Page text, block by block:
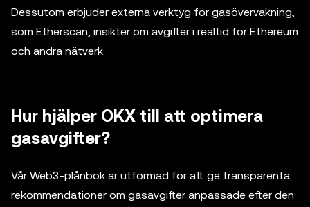
Dessutom erbjuder externa verktyg för gasövervakning,
som Etherscan, insikter om avgifter i realtid för Ethereum
och andra nätverk.
Hur hjälper OKX till att optimera
gasavgifter?
Vår Web3-plånbok är utformad för att ge transparenta
rekommendationer om gasavgifter anpassade efter den